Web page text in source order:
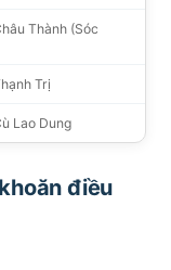
Thành (Sóc
Trị
Lao Dung
điều